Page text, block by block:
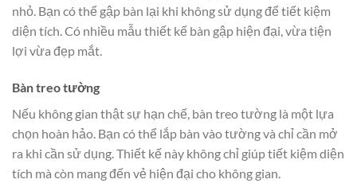
nhỏ. Bạn có thể gập bàn lại khi không sử dụng để tiết kiệm
diện tích. Có nhiều mẫu thiết kế bàn gập hiện đại, vừa tiện
lợi vừa đẹp mắt.
Bàn treo tường
Nếu không gian thật sự hạn chế, bàn treo tường là một lựa
chọn hoàn hảo. Bạn có thể lắp bàn vào tường và chỉ cần mở
ra khi cần sử dụng. Thiết kế này không chỉ giúp tiết kiệm diện
tích mà còn mang đến vẻ hiện đại cho không gian.